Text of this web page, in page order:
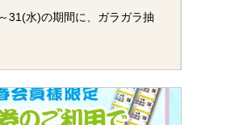
31(水)の期間に、ガラガラ抽